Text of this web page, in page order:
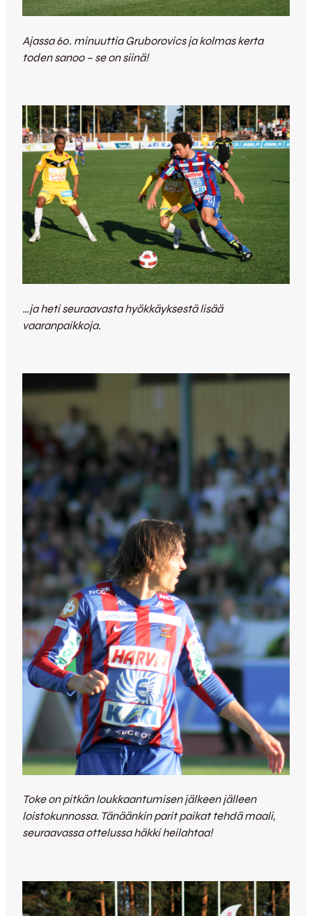
Ajassa 60. minuuttia Gruborovics ja kolmas kerta
toden sanoo – se on siinä!
…ja heti seuraavasta hyökkäyksestä lisää
vaaranpaikkoja.
Toke on pitkän loukkaantumisen jälkeen jälleen
loistokunnossa. Tänäänkin parit paikat tehdä maali,
seuraavassa ottelussa häkki heilahtaa!